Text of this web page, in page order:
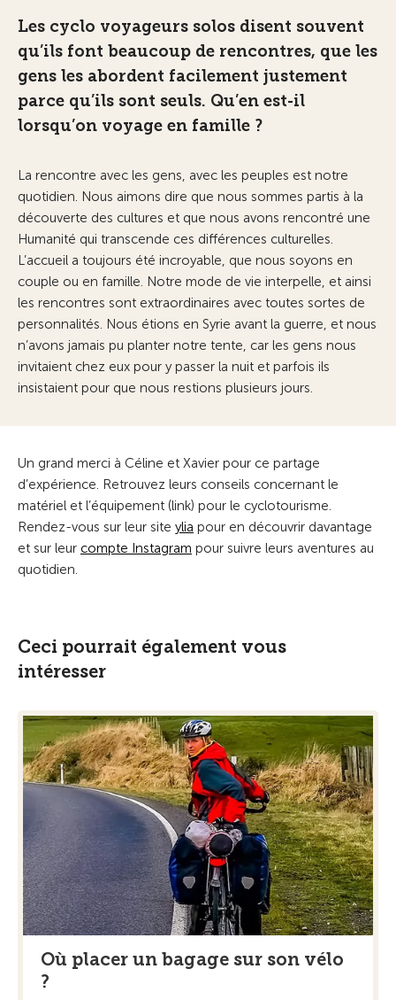
Les cyclo voyageurs solos disent souvent
qu’ils font beaucoup de rencontres, que les
gens les abordent facilement justement
parce qu’ils sont seuls. Qu’en est-il
lorsqu’on voyage en famille ?
La rencontre avec les gens, avec les peuples est notre
quotidien. Nous aimons dire que nous sommes partis à la
découverte des cultures et que nous avons rencontré une
Humanité qui transcende ces différences culturelles.
L’accueil a toujours été incroyable, que nous soyons en
couple ou en famille. Notre mode de vie interpelle, et ainsi
les rencontres sont extraordinaires avec toutes sortes de
personnalités. Nous étions en Syrie avant la guerre, et nous
n’avons jamais pu planter notre tente, car les gens nous
invitaient chez eux pour y passer la nuit et parfois ils
insistaient pour que nous restions plusieurs jours.
Un grand merci à Céline et Xavier pour ce partage
d’expérience. Retrouvez leurs conseils concernant le
matériel et l’équipement (link) pour le cyclotourisme.
Rendez-vous sur leur site ylia pour en découvrir davantage
et sur leur compte Instagram pour suivre leurs aventures au
quotidien.
Ceci pourrait également vous
intéresser
Où placer un bagage sur son vélo
?